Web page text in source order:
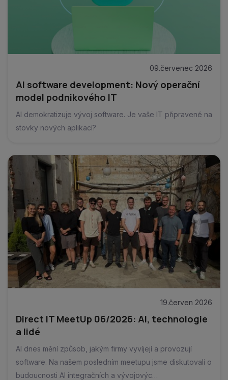
09.červenec 2026
AI software development: Nový operační
model podnikového IT
AI demokratizuje vývoj software. Je vaše IT připravené na
stovky nových aplikací?
19.červen 2026
Direct IT MeetUp 06/2026: AI, technologie
a lidé
AI dnes mění způsob, jakým firmy vyvíjejí a provozují
software. Na našem posledním meetupu jsme diskutovali o
budoucnosti AI integračních a vývojovýc…